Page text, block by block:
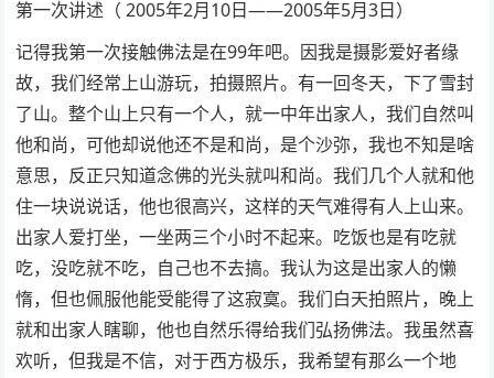
第一次讲述（ 2005年2月10日——2005年5月3日）
记得我第一次接触佛法是在99年吧。因我是摄影爱好者缘
故，我们经常上山游玩，拍摄照片。有一回冬天，下了雪封
了山。整个山上只有一个人，就一中年出家人，我们自然叫
他和尚，可他却说他还不是和尚，是个沙弥，我也不知是啥
意思，反正只知道念佛的光头就叫和尚。我们几个人就和他
住一块说说话，他也很高兴，这样的天气难得有人上山来。
出家人爱打坐，一坐两三个小时不起来。吃饭也是有吃就
吃，没吃就不吃，自己也不去搞。我认为这是出家人的懒
惰，但也佩服他能受能得了这寂寞。我们白天拍照片，晚上
就和出家人瞎聊，他也自然乐得给我们弘扬佛法。我虽然喜
欢听，但我是不信，对于西方极乐，我希望有那么一个地